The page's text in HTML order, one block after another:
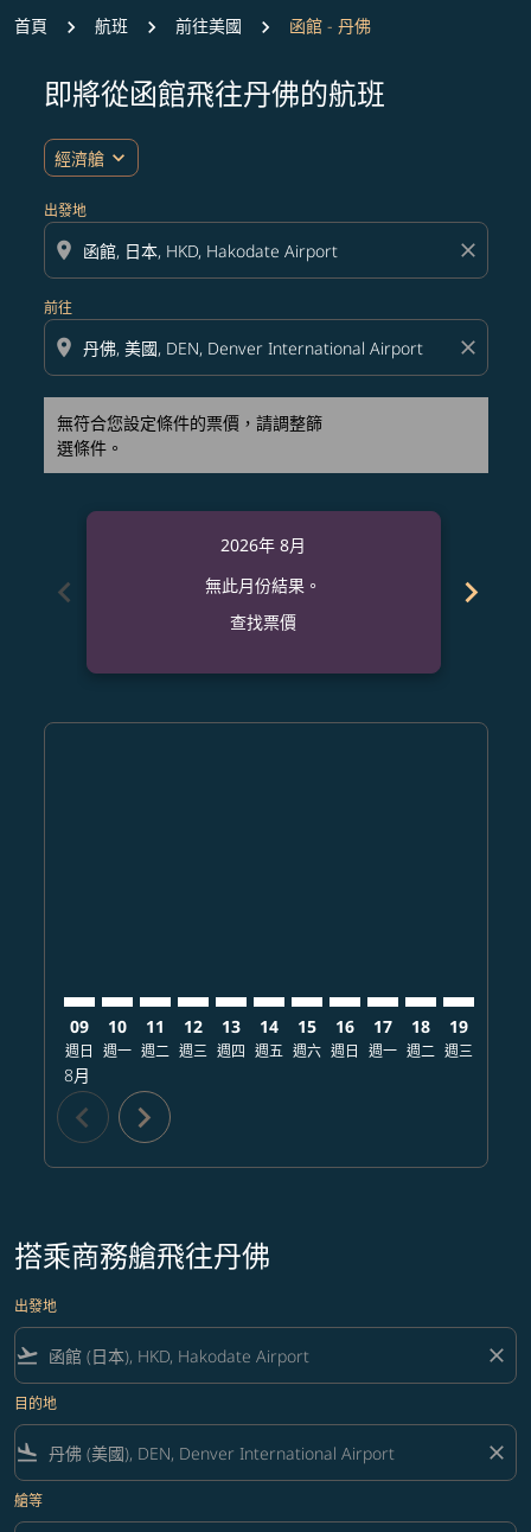
首頁 航班 前往美國 函館 - 丹佛
即將從函館飛往丹佛的航班
經濟艙 expand_more
出發地
location_on close
前往
location_on close
無符合您設定條件的票價，請調整篩
選條件。
無符合您設定條件的票價，請調整篩選條件。
chevron_left
2026年 8月
無此月份結果。
查找票價
chevron_right
09
週日
8月
10
週一
11
週二
12
週三
13
週四
14
週五
15
週六
16
週日
17
週一
18
週二
19
週三
chevron_left chevron_right
搭乘商務艙飛往丹佛
出發地
flight_takeoff close
目的地
flight_land close
艙等